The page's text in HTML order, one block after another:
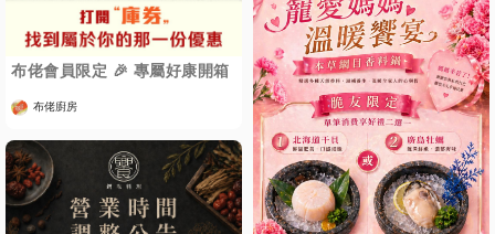
布佬會員限定 🎉 專屬好康開箱
布佬廚房